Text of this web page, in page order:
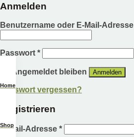
Home
Shop
Anmelden
Benutzername oder E-Mail-Adresse
Passwort *
Angemeldet bleiben Anmelden
Passwort vergessen?
Registrieren
E-Mail-Adresse *